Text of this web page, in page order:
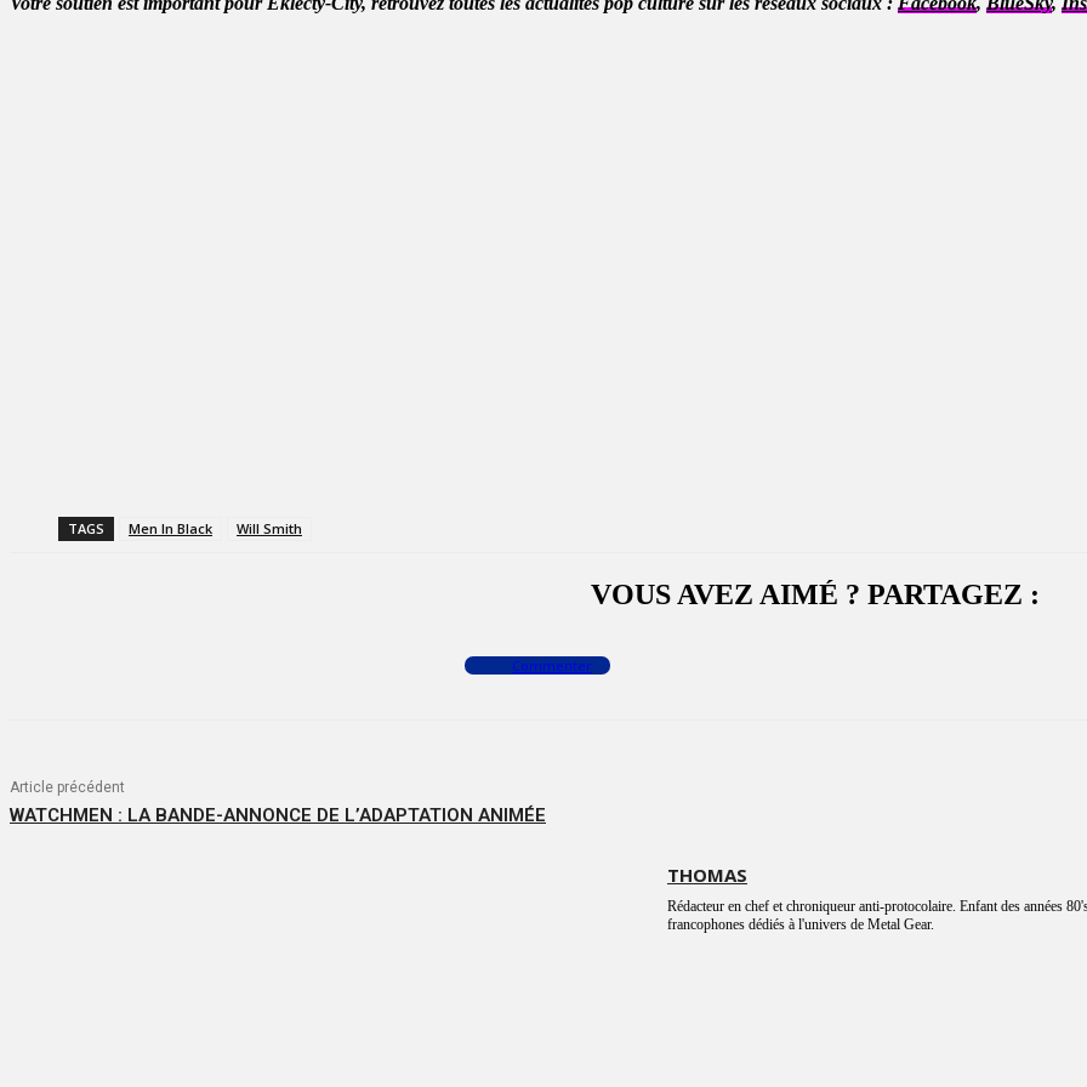
TAGS Men In Black Will Smith
VOUS AVEZ AIMÉ ? PARTAGEZ :
Commenter
Article précédent
WATCHMEN : LA BANDE-ANNONCE DE L’ADAPTATION ANIMÉE
THOMAS
Rédacteur en chef et chroniqueur anti-protocolaire. Enfant des années
francophones dédiés à l'univers de Metal Gear.